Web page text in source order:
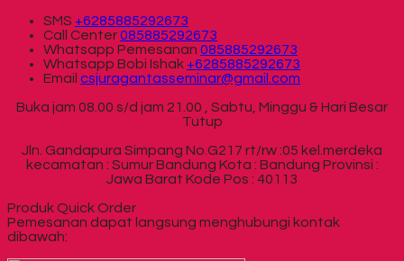
SMS +6285885292673
Call Center085885292673
Whatsapp Pemesanan 085885292673
Whatsapp Bobi Ishak +6285885292673
Email csjuragantasseminar@gmail.com
Buka jam 08.00 s/d jam 21.00 , Sabtu, Minggu & Hari Besar
Tutup
Jln. Gandapura Simpang No.G217 rt/rw :05 kel.merdeka
kecamatan : Sumur Bandung Kota : Bandung Provinsi :
Jawa Barat Kode Pos : 40113
Produk Quick Order
Pemesanan dapat langsung menghubungi kontak
dibawah: